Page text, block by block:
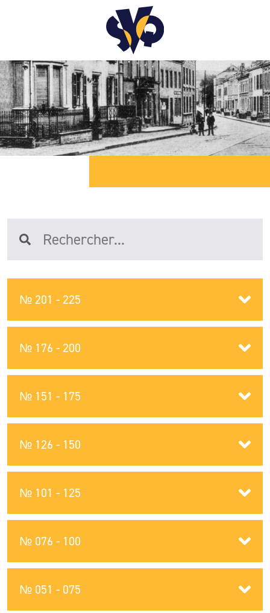
№ 051 - 075
№ 076 - 100
№ 101 - 125
№ 126 - 150
№ 151 - 175
№ 176 - 200
№ 201 - 225